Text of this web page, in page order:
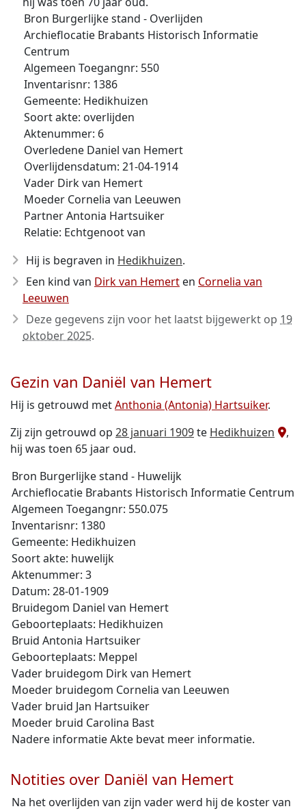
Bron Burgerlijke stand - Overlijden
Archieflocatie Brabants Historisch Informatie
Centrum
Algemeen Toegangnr: 550
Inventarisnr: 1386
Gemeente: Hedikhuizen
Soort akte: overlijden
Aktenummer: 6
Overledene Daniel van Hemert
Overlijdensdatum: 21-04-1914
Vader Dirk van Hemert
Moeder Cornelia van Leeuwen
Partner Antonia Hartsuiker
Relatie: Echtgenoot van
Hij is begraven in Hedikhuizen.
Een kind van Dirk van Hemert en Cornelia van
Leeuwen
Deze gegevens zijn voor het laatst bijgewerkt op 19
oktober 2025.
Gezin van Daniël van Hemert
Hij is getrouwd metAnthonia (Antonia) Hartsuiker.
Zij zijn getrouwd op 28 januari 1909te Hedikhuizen
,
hij was toen 65 jaar oud.
Bron Burgerlijke stand - Huwelijk
Archieflocatie Brabants Historisch Informatie Centrum
Algemeen Toegangnr: 550.075
Inventarisnr: 1380
Gemeente: Hedikhuizen
Soort akte: huwelijk
Aktenummer: 3
Datum: 28-01-1909
Bruidegom Daniel van Hemert
Geboorteplaats: Hedikhuizen
Bruid Antonia Hartsuiker
Geboorteplaats: Meppel
Vader bruidegom Dirk van Hemert
Moeder bruidegom Cornelia van Leeuwen
Vader bruid Jan Hartsuiker
Moeder bruid Carolina Bast
Nadere informatie Akte bevat meer informatie.
Notities over Daniël van Hemert
Na het overlijden van zijn vader werd hij de koster van